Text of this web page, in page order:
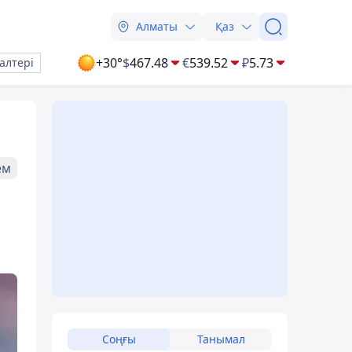
Алматы Қаз
+30°$467.48 €539.52 ₽5.73
Соңғы Танымал